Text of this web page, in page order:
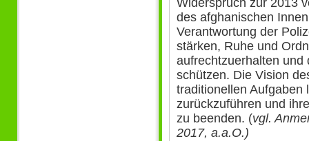
Widerspruch zur 2013
des afghanischen
Verantwortung der
stärken, Ruhe und
aufrechtzuerhalten und
schützen. Die Vision
traditionellen Aufgaben
zurückzuführen und
zu beenden. (vgl.
2017, a.a.O.)